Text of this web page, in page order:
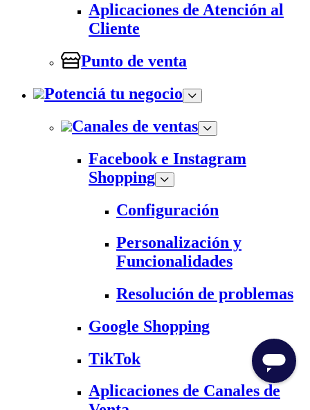
Aplicaciones de Atención al
Cliente
Punto de venta
Potenciá tu negocio
Canales de ventas
Facebook e Instagram
Shopping
Configuración
Personalización y
Funcionalidades
Resolución de problemas
Google Shopping
TikTok
Aplicaciones de Canales de